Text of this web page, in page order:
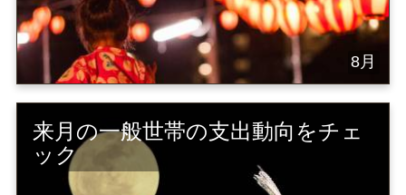
8月
来月の一般世帯の支出動向をチェ
ック